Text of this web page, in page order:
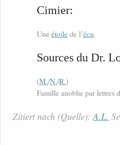
Cimier:
Une étoile de l’écu.
Sources du Dr.
(M./N./R.)
Famille anoblie par lettres
Zitiert nach (Quelle):A.L.